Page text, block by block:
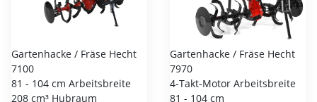
Gartenhacke / Fräse Hecht
7100
81 - 104 cm Arbeitsbreite
208 cm³ Hubraum
Gartenhacke / Fräse Hecht
7970
4-Takt-Motor Arbeitsbreite
81 - 104 cm